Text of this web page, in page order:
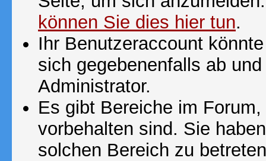
können Sie dies hier tun.
Ihr Benutzeraccount
sich gegebenenfalls ab
Administrator.
Es gibt Bereiche im
vorbehalten sind. Sie
solchen Bereich zu